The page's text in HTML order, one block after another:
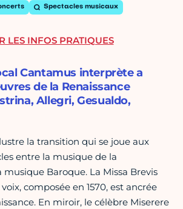
Spectacles musicaux
Cantamus interprète a
de la Renaissance
Allegri, Gesualdo,
la transition qui se joue aux
entre la musique de la
musique Baroque. La Missa Brevis
composée en 1570, est ancrée
En miroir, le célèbre Miserere
LES INFOS PRATIQUES